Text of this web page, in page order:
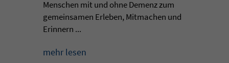
Menschen mit und ohne Demenz zum
gemeinsamen Erleben, Mitmachen und
Erinnern ...
mehr lesen